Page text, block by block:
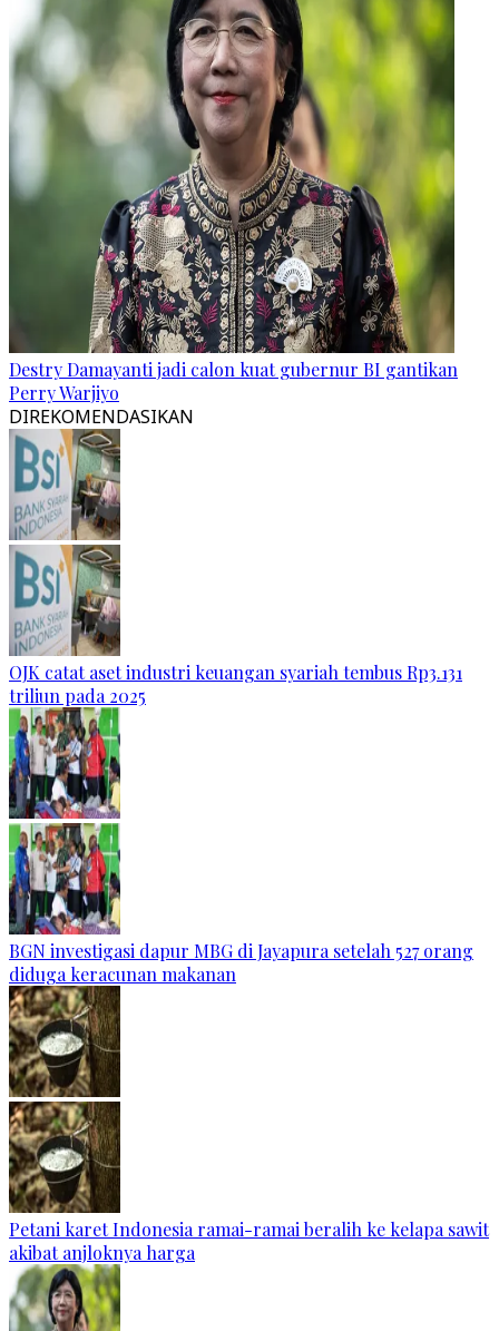
Destry Damayanti jadi calon kuat gubernur BI gantikan
Perry Warjiyo
DIREKOMENDASIKAN
OJK catat aset industri keuangan syariah tembus Rp3.131
triliun pada 2025
BGN investigasi dapur MBG di Jayapura setelah 527 orang
diduga keracunan makanan
Petani karet Indonesia ramai-ramai beralih ke kelapa sawit
akibat anjloknya harga